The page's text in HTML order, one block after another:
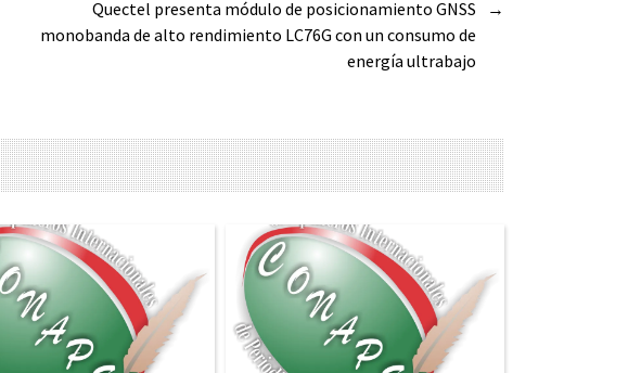
→
Quectel presenta módulo de posicionamiento GNSS
monobanda de alto rendimiento LC76G con un consumo de
energía ultrabajo